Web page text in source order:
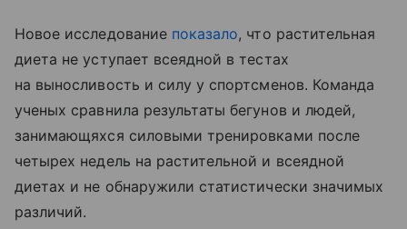
Новое исследование показало, что растительная
диета не уступает всеядной в тестах
на выносливость и силу у спортсменов. Команда
ученых сравнила результаты бегунов и людей,
занимающяхся силовыми тренировками после
четырех недель на растительной и всеядной
диетах и не обнаружили статистически значимых
различий.